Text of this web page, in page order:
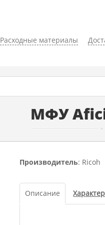
Расходные материалы
МФУ
Производитель: Ricoh
Описание